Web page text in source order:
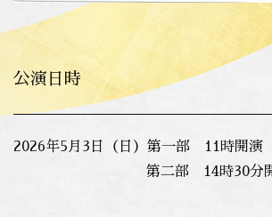
公演日時
2026年5月3日（日）第一部 11時開演
第二部 14時30分開演（